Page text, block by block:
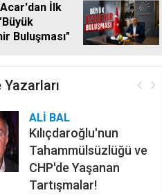
İlk
Buluşması"
Yazarları
ALİ BAL
Kılıçdaroğlu'nun
Tahammülsüzlüğü ve
CHP'de Yaşanan
Tartışmalar!